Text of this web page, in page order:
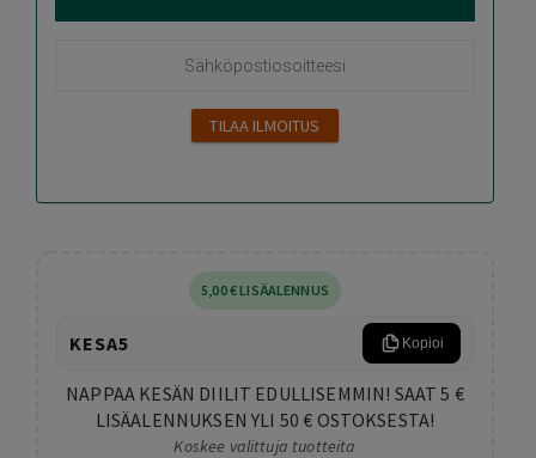
5,00€LISÄALENNUS
KESA5 Kopioi
NAPPAA KESÄN DIILIT EDULLISEMMIN! SAAT 5 €
LISÄALENNUKSEN YLI 50 € OSTOKSESTA!
Koskee valittuja tuotteita